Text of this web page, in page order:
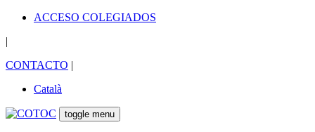
ACCESO COLEGIADOS
|
CONTACTO |
Català
toggle menu